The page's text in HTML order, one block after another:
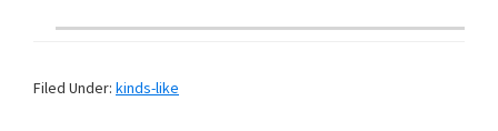
Filed Under: kinds-like